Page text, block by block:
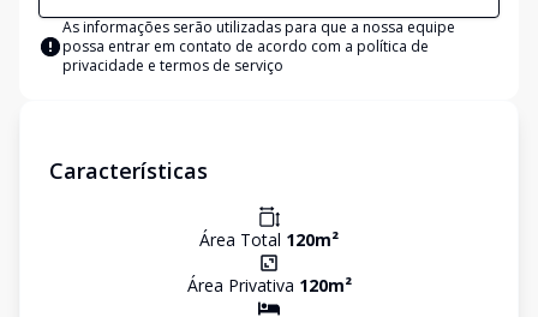
As informações serão utilizadas para que a nossa equipe
possa entrar em contato de acordo com a política de
privacidade e termos de serviço
Características
Área Total 120m²
Área Privativa 120m²